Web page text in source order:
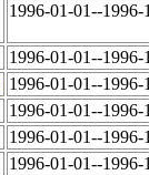
1996-01-01--
1996-01-01--
1996-01-01--
1996-01-01--
1996-01-01--
1996-01-01--